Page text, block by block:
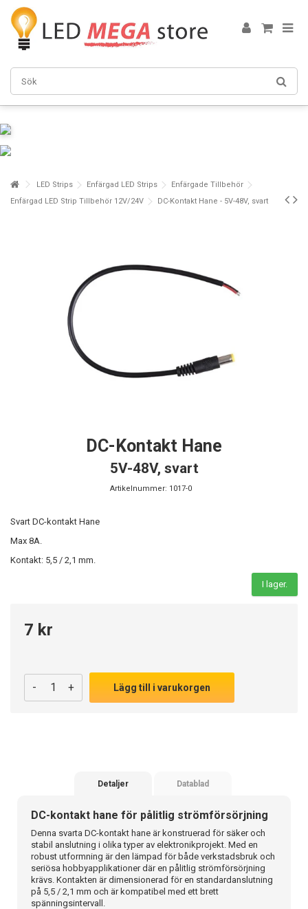
LED Strips Enfärgad LED Strips
Enfärgade Tillbehör
Enfärgad LED Strip Tillbehör 12V/24V
DC-Kontakt Hane - 5V-48V, svart
DC-Kontakt Hane
5V-48V, svart
Artikelnummer: 1017-0
Svart DC-kontakt Hane
Max 8A.
Kontakt: 5,5 / 2,1 mm.
I lager.
7 kr
- + Lägg till i varukorgen
Detaljer Datablad
DC-kontakt hane för pålitlig strömförsörjning
Denna svarta DC-kontakt hane är konstruerad för säker och
stabil anslutning i olika typer av elektronikprojekt. Med en
robust utformning är den lämpad för både verkstadsbruk och
seriösa hobbyapplikationer där en pålitlig strömförsörjning
krävs. Kontakten är dimensionerad för en standardanslutning
på 5,5 / 2,1 mm och är kompatibel med ett brett
spänningsintervall.